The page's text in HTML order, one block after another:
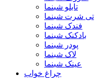
تابلو شبنما
تی شرت شبنما
فندک شبنما
بادکنک شبنما
پودر شبنما
لاک شبنما
عینک شبنما
چراغ خواب